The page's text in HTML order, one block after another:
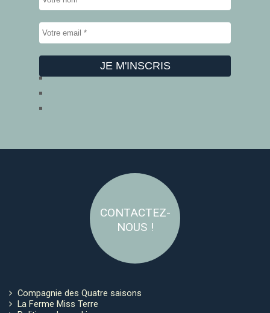
CONTACTEZ-
NOUS !
Compagnie des Quatre saisons
La Ferme Miss Terre